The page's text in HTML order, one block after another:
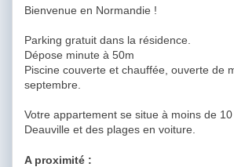
Bienvenue en Normandie !
Parking gratuit dans la résidence.
Dépose minute à 50m
Piscine couverte et chauffée, ouverte de
septembre.
Votre appartement se situe à moins de
Deauville et des plages en voiture.
A proximité :